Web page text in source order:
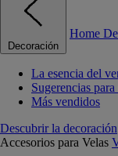
Decoración
Home
La esencia del
Sugerencias
Más vendidos
Descubrir la decoración
Accesorios para Velas